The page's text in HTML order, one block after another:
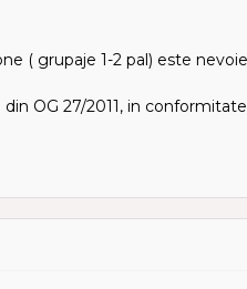
( grupaje 1-2 pal) este
OG 27/2011, in